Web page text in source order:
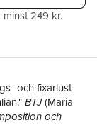
249 kr.
och fixarlust
BTJ(Maria
och